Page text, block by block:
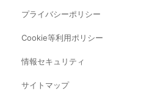
プライバシーポリシー
Cookie等利用ポリシー
情報セキュリティ
サイトマップ